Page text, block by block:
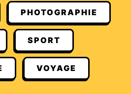
PHOTOGRAPHIE
SPORT
VOYAGE